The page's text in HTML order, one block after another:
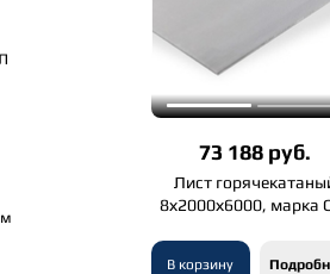
73 188 руб.
Лист
8х2000х6000, марка
В корзину